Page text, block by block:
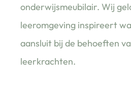
onderwijsmeubilair. Wij
leeromgeving inspireert
aansluit bij de behoeften
leerkrachten.